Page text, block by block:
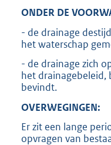
ONDER DE
- de drainage
het waterschap
- de drainage zich
het drainagebeleid,
bevindt.
OVERWEGINGEN:
Er zit een lange
opvragen van